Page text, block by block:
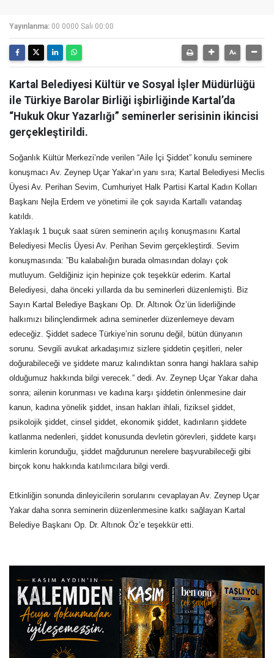
Yayınlanma: 00 0000 Salı 00:00
Kartal Belediyesi Kültür ve Sosyal İşler Müdürlüğü
ile Türkiye Barolar Birliği işbirliğinde Kartal’da
“Hukuk Okur Yazarlığı” seminerler serisinin ikincisi
gerçekleştirildi.
Soğanlık Kültür Merkezi’nde verilen “Aile İçi Şiddet” konulu seminere
konuşmacı Av. Zeynep Uçar Yakar’ın yanı sıra; Kartal Belediyesi Meclis
Üyesi Av. Perihan Sevim, Cumhuriyet Halk Partisi Kartal Kadın Kolları
Başkanı Nejla Erdem ve yönetimi ile çok sayıda Kartallı vatandaş
katıldı.
Yaklaşık 1 buçuk saat süren seminerin açılış konuşmasını Kartal
Belediyesi Meclis Üyesi Av. Perihan Sevim gerçekleştirdi. Sevim
konuşmasında: ”Bu kalabalığın burada olmasından dolayı çok
mutluyum. Geldiğiniz için hepinize çok teşekkür ederim. Kartal
Belediyesi, daha önceki yıllarda da bu seminerleri düzenlemişti. Biz
Sayın Kartal Belediye Başkanı Op. Dr. Altınok Öz’ün liderliğinde
halkımızı bilinçlendirmek adına seminerler düzenlemeye devam
edeceğiz. Şiddet sadece Türkiye’nin sorunu değil, bütün dünyanın
sorunu. Sevgili avukat arkadaşımız sizlere şiddetin çeşitleri, neler
doğurabileceği ve şiddete maruz kalındıktan sonra hangi haklara sahip
olduğumuz hakkında bilgi verecek.” dedi. Av. Zeynep Uçar Yakar daha
sonra; ailenin korunması ve kadına karşı şiddetin önlenmesine dair
kanun, kadına yönelik şiddet, insan hakları ihlali, fiziksel şiddet,
psikolojik şiddet, cinsel şiddet, ekonomik şiddet, kadınların şiddete
katlanma nedenleri, şiddet konusunda devletin görevleri, şiddete karşı
kimlerin korunduğu, şiddet mağdurunun nerelere başvurabileceği gibi
birçok konu hakkında katılımcılara bilgi verdi.
Etkinliğin sonunda dinleyicilerin sorularını cevaplayan Av. Zeynep Uçar
Yakar daha sonra seminerin düzenlenmesine katkı sağlayan Kartal
Belediye Başkanı Op. Dr. Altınok Öz’e teşekkür etti.